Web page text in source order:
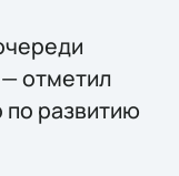
отметил
по развитию